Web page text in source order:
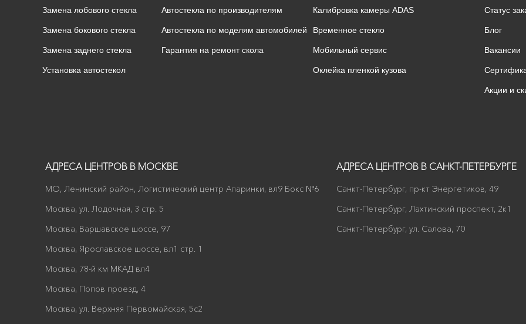
Замена лобового стекла
Замена бокового стекла
Замена заднего стекла
Установка автостекол
Автостекла по производителям
Автостекла по моделям автомобилей
Гарантия на ремонт скола
Калибровка камеры ADAS
Временное стекло
Мобильный сервис
Оклейка пленкой кузова
Статус
Блог
Вакансии
Акции и
АДРЕСА ЦЕНТРОВ В МОСКВЕ
МО, Ленинский район, Логистический центр Апаринки, вл9 Бокс №6
Москва, ул. Лодочная, 3 стр. 5
Москва, Варшавское шоссе, 97
Москва, Ярославское шоссе, вл1 стр. 1
Москва, 78-й км МКАД вл4
Москва, Попов проезд, 4
Москва, ул. Верхняя Первомайская, 5с2
АДРЕСА ЦЕНТРОВ В САНКТ-ПЕТЕРБУРГЕ
Санкт-Петербург, пр-кт Энергетиков, 49
Санкт-Петербург, Лахтинский проспект, 2к1
Санкт-Петербург, ул. Салова, 70